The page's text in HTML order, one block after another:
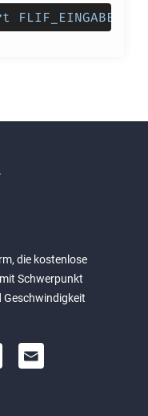
die kostenlose
Schwerpunkt